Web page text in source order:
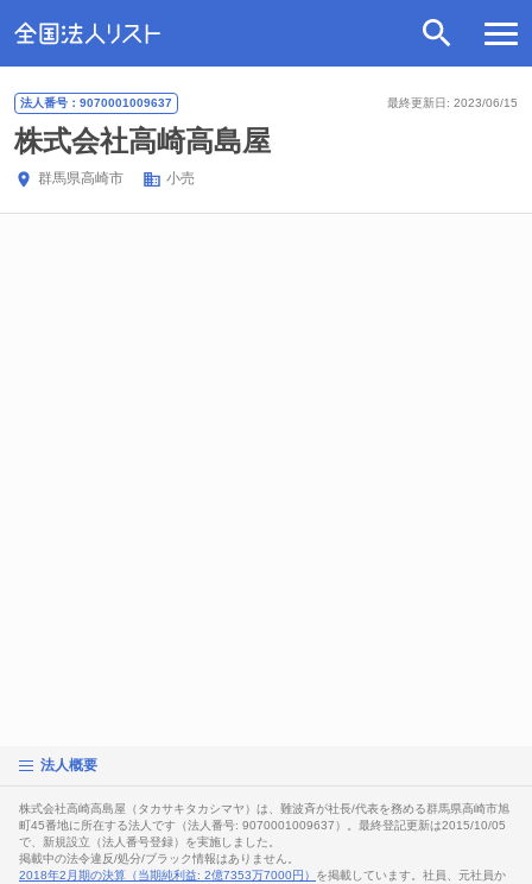
最終更新日: 2023/06/15
法人番号：9070001009637
株式会社高崎高島屋
群馬県高崎市 小売
法人概要
株式会社高崎高島屋（タカサキタカシマヤ）は、難波斉が社長/代表を務める群馬県高崎市旭
町45番地に所在する法人です（法人番号: 9070001009637）。最終登記更新は2015/10/05
で、新規設立（法人番号登録）を実施しました。
掲載中の法令違反/処分/ブラック情報はありません。
2018年2月期の決算（当期純利益: 2億7353万7000円） を掲載しています。社員、元社員か